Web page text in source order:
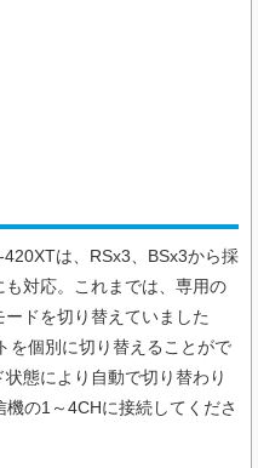
420XTは、RSx3、BSx3から採
も対応。これまでは、専用の
ドを切り替えていました
を個別に切り替えることがで
態により自動で切り替わり
の1～4CHに接続してくださ